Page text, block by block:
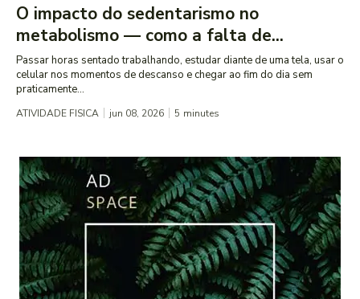
O impacto do sedentarismo no
metabolismo — como a falta de...
Passar horas sentado trabalhando, estudar diante de uma tela, usar o
celular nos momentos de descanso e chegar ao fim do dia sem
praticamente...
ATIVIDADE FISICA jun 08, 2026 5 minutes